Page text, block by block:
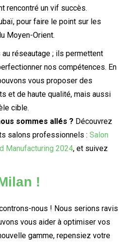
rencontré un vif succès.
pour faire le point sur les
Moyen-Orient.
réseautage ; ils permettent
nos compétences. En
vous proposer des
et de haute qualité, mais aussi
cible.
sommes allés ? Découvrez
salons professionnels : Salon
Manufacturing 2024, et suivez
!
nous ! Nous serions ravis
vous aider à optimiser vos
gamme, repensiez votre